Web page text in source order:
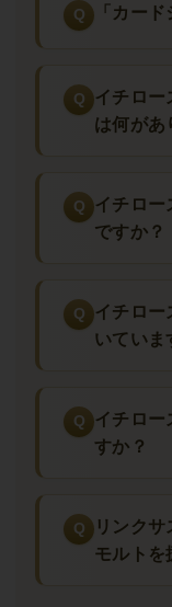
「カー
イチロー
は何があ
イチロー
ですか？
イチロー
いていま
イチロー
すか？
リンク
モルトを